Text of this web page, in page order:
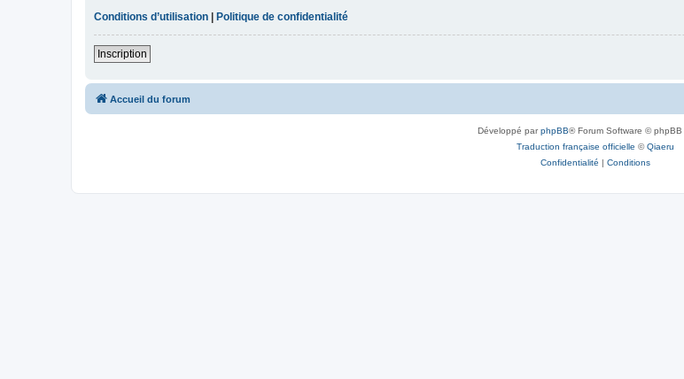
Conditions d’utilisation
Politique de confidentialité
Inscription
Accueil du forum
Développé parphpBB® Forum Software © phpBB
Traduction française officielle ©Qiaeru
Confidentialité | Conditions